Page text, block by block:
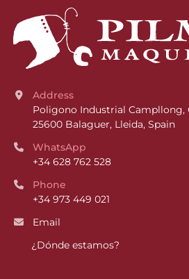
Address
Poligono Industrial Campllong,
25600 Balaguer, Lleida, Spain
WhatsApp
+34 628 762 528
Phone
+34 973 449 021
Email
¿Dónde estamos?